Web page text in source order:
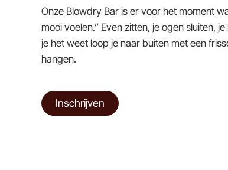
Onze Blowdry Bar is er voor het moment
mooi voelen.” Even zitten, je ogen sluiten,
je het weet loop je naar buiten met een
hangen.
Inschrijven